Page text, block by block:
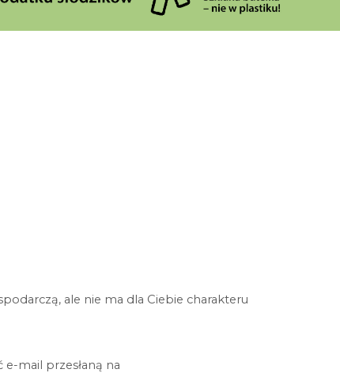
ale nie ma dla Ciebie charakteru
mail przesłaną na